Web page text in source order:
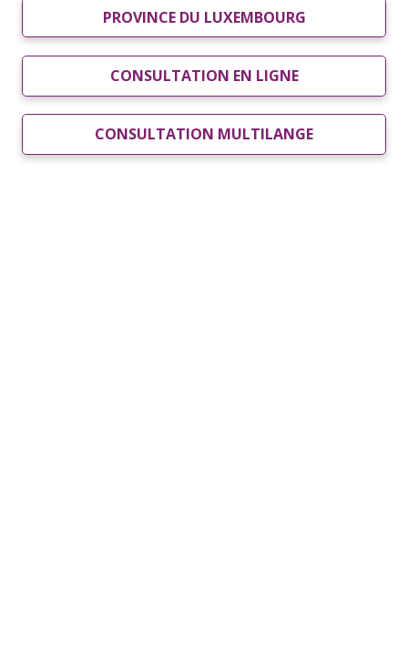
PROVINCE DU LUXEMBOURG
CONSULTATION EN LIGNE
CONSULTATION MULTILANGE